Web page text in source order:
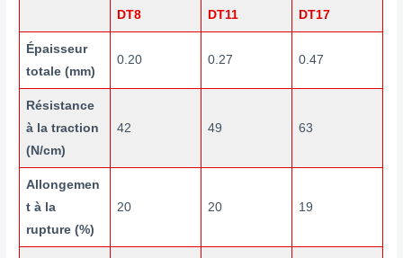
DT8 DT11 DT17
Épaisseur
totale (mm)
0.20 0.27 0.47
Résistance
à la traction
(N/cm)
42 49 63
Allongemen
t à la
rupture (%)
20 20 19